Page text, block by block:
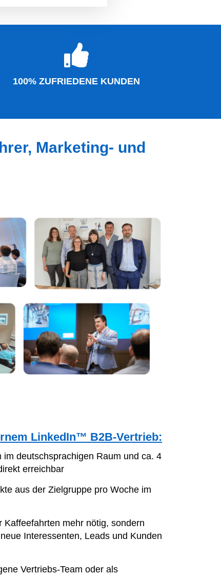
100% ZUFRIEDENE KUNDEN
Marketing- und
LinkedIn™ B2B-Vertrieb:
im deutschsprachigen Raum und ca. 4
erreichbar
aus der Zielgruppe pro Woche im
Kaffeefahrten mehr nötig, sondern
Interessenten, Leads und Kunden
Vertriebs-Team oder als